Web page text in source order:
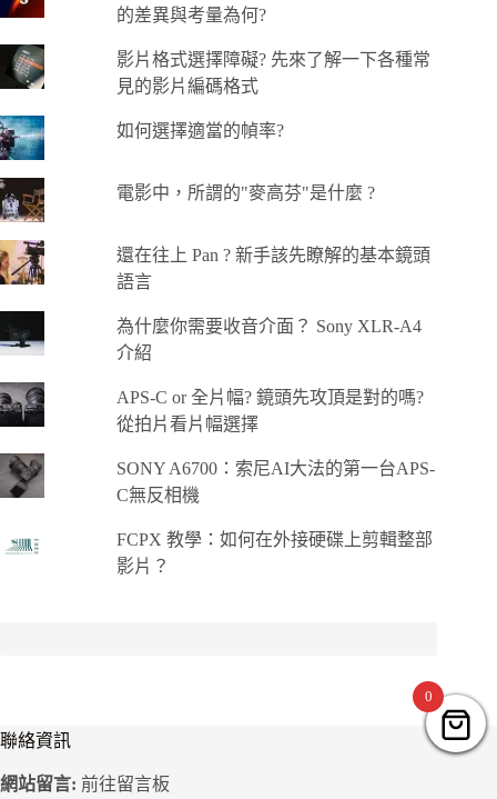
的差異與考量為何?
影片格式選擇障礙? 先來了解一下各種常
見的影片編碼格式
如何選擇適當的幀率?
電影中，所謂的"麥高芬"是什麼 ?
還在往上 Pan ? 新手該先瞭解的基本鏡頭
語言
為什麼你需要收音介面？ Sony XLR-A4
介紹
APS-C or 全片幅? 鏡頭先攻頂是對的嗎?
從拍片看片幅選擇
SONY A6700：索尼AI大法的第一台APS-
C無反相機
FCPX 教學：如何在外接硬碟上剪輯整部
影片？
聯絡資訊
網站留言: 前往留言板
0